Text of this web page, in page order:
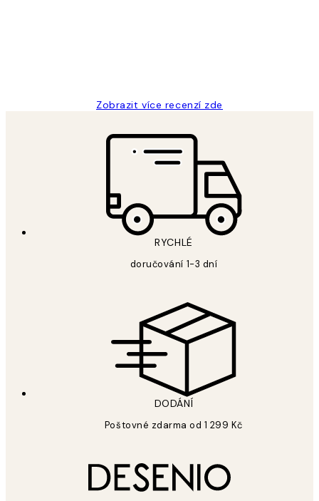
Zobrazit více recenzí zde
RYCHLÉ
doručování 1-3 dní
DODÁNÍ
Poštovné zdarma od 1 299 Kč